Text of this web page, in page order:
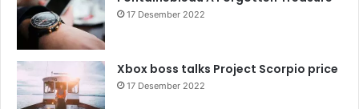
17 Desember 2022
Xbox boss talks Project Scorpio price
17 Desember 2022